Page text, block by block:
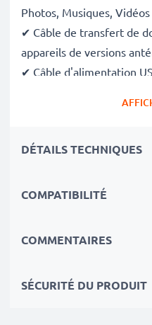
Photos, Musiques, Vidéos
✔ Câble de transfert de
appareils de versions
✔ Câble d'alimentation
Matériau du Câble: PVC
Connecteur 1: Micro USB
Version: 2.0
Courant électrique
DÉTAILS TECHNIQUES
COMPATIBILITÉ
COMMENTAIRES
SÉCURITÉ DU PRODUIT